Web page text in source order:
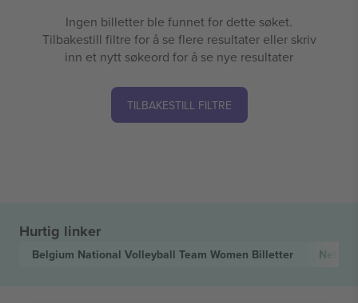
Ingen billetter ble funnet for dette søket.
Tilbakestill filtre for å se flere resultater eller skriv
inn et nytt søkeord for å se nye resultater
TILBAKESTILL FILTRE
Hurtig linker
Belgium National Volleyball Team Women Billetter